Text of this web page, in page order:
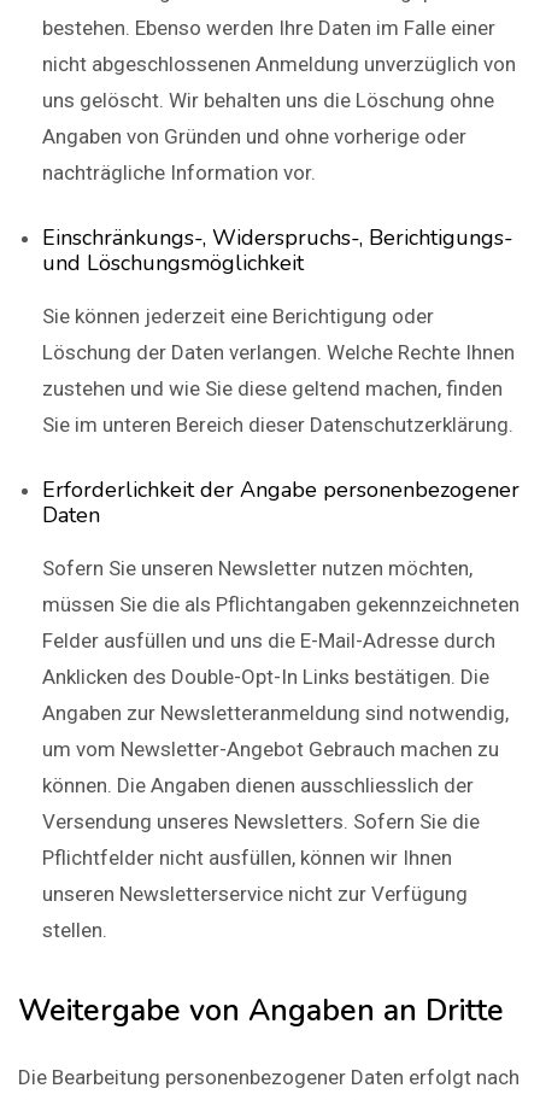
bestehen. Ebenso werden Ihre Daten im Falle einer
nicht abgeschlossenen Anmeldung unverzüglich von
uns gelöscht. Wir behalten uns die Löschung ohne
Angaben von Gründen und ohne vorherige oder
nachträgliche Information vor.
Einschränkungs-, Widerspruchs-, Berichtigungs-
und Löschungsmöglichkeit
Sie können jederzeit eine Berichtigung oder
Löschung der Daten verlangen. Welche Rechte Ihnen
zustehen und wie Sie diese geltend machen, finden
Sie im unteren Bereich dieser Datenschutzerklärung.
Erforderlichkeit der Angabe personenbezogener
Daten
Sofern Sie unseren Newsletter nutzen möchten,
müssen Sie die als Pflichtangaben gekennzeichneten
Felder ausfüllen und uns die E-Mail-Adresse durch
Anklicken des Double-Opt-In Links bestätigen. Die
Angaben zur Newsletteranmeldung sind notwendig,
um vom Newsletter-Angebot Gebrauch machen zu
können. Die Angaben dienen ausschliesslich der
Versendung unseres Newsletters. Sofern Sie die
Pflichtfelder nicht ausfüllen, können wir Ihnen
unseren Newsletterservice nicht zur Verfügung
stellen.
Weitergabe von Angaben an Dritte
Die Bearbeitung personenbezogener Daten erfolgt nach